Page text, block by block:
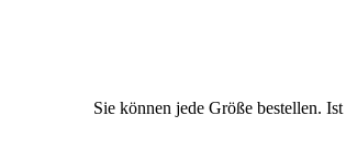
Sie können jede Größe bestellen.